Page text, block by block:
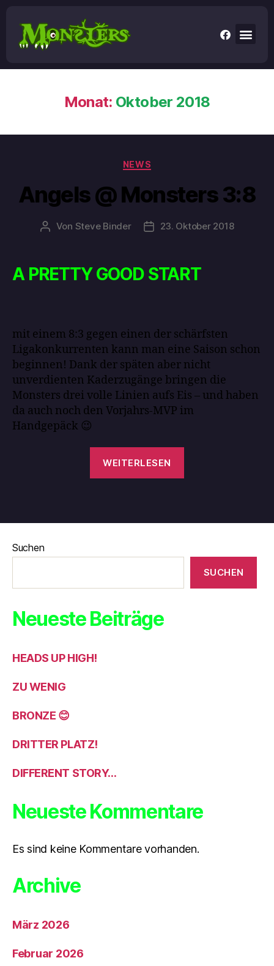
Monat: Oktober 2018
NEWS
Angels @ Monsters 3:8
Von Steve Binder 23. Oktober 2018
A PRETTY GOOD START
mit einem 8:3 gegen einen der schärfsten
Ligakonkurrenten kann man eine Saison schon
beginnen! Dank der späten aber nicht
unverdienten Kaderzugänge bringen die
Monsters drei volle Linien aufs Eis – und haben
da auch noch den Vorjahrs-MVP im
Handgepäck 😉
WEITERLESEN
Suchen
SUCHEN
Neueste Beiträge
HEADS UP HIGH!
ZU WENIG
BRONZE 😊
DRITTER PLATZ!
DIFFERENT STORY…
Neueste Kommentare
Es sind keine Kommentare vorhanden.
Archive
März 2026
Februar 2026